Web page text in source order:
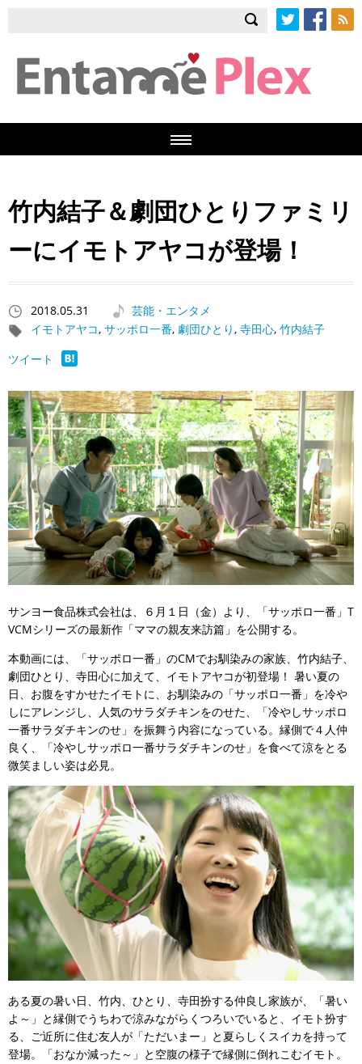
竹内結子＆劇団ひとりファミリ
ーにイモトアヤコが登場！
2018.05.31
芸能・エンタメ
イモトアヤコ, サッポロ一番, 劇団ひとり, 寺田心, 竹内結子
ツイート
サンヨー食品株式会社は、６月１日（金）より、「サッポロ一番」T
VCMシリーズの最新作「ママの親友来訪篇」を公開する。
本動画には、「サッポロ一番」のCMでお馴染みの家族、竹内結子、
劇団ひとり、寺田心に加えて、イモトアヤコが初登場！ 暑い夏の
日、お腹をすかせたイモトに、お馴染みの「サッポロ一番」を冷や
しにアレンジし、人気のサラダチキンをのせた、「冷やしサッポロ
一番サラダチキンのせ」を振舞う内容になっている。縁側で４人仲
良く、「冷やしサッポロ一番サラダチキンのせ」を食べて涼をとる
微笑ましい姿は必見。
ある夏の暑い日、竹内、ひとり、寺田扮する仲良し家族が、「暑い
よ～」と縁側でうちわで涼みながらくつろいでいると、イモト扮す
る、ご近所に住む友人が「ただいまー」と夏らしくスイカを持って
登場。「おなか減った～」と空腹の様子で縁側に倒れこむイモト。